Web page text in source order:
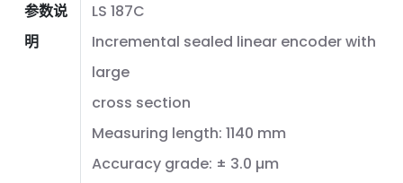
参数说
明
LS 187C
Incremental sealed linear encoder with
large
cross section
Measuring length: 1140 mm
Accuracy grade: ± 3.0 µm